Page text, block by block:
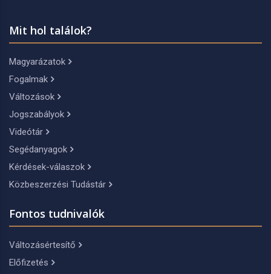
Mit hol találok?
Magyarázatok
Fogalmak
Változások
Jogszabályok
Videótár
Segédanyagok
Kérdések-válaszok
Közbeszerzési Tudástár
Fontos tudnivalók
Változásértesítő
Előfizetés